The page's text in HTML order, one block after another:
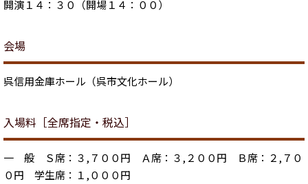
開演１４：３０（開場１４：００）
会場
呉信用金庫ホール（呉市文化ホール）
入場料［全席指定・税込］
一 般 Ｓ席：３,７００円 Ａ席：３,２００円 Ｂ席：２,７０
０円 学生席：１,０００円